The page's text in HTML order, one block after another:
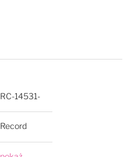
RC-14531-
Record